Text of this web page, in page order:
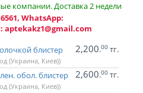
компании. Доставка 2 недели
WhatsApp:
aptekakz1@gmail.com
блистер
(Украина, Киев))
2,200.00 тг.
обол. блистер
(Украина, Киев))
2,600.00 тг.